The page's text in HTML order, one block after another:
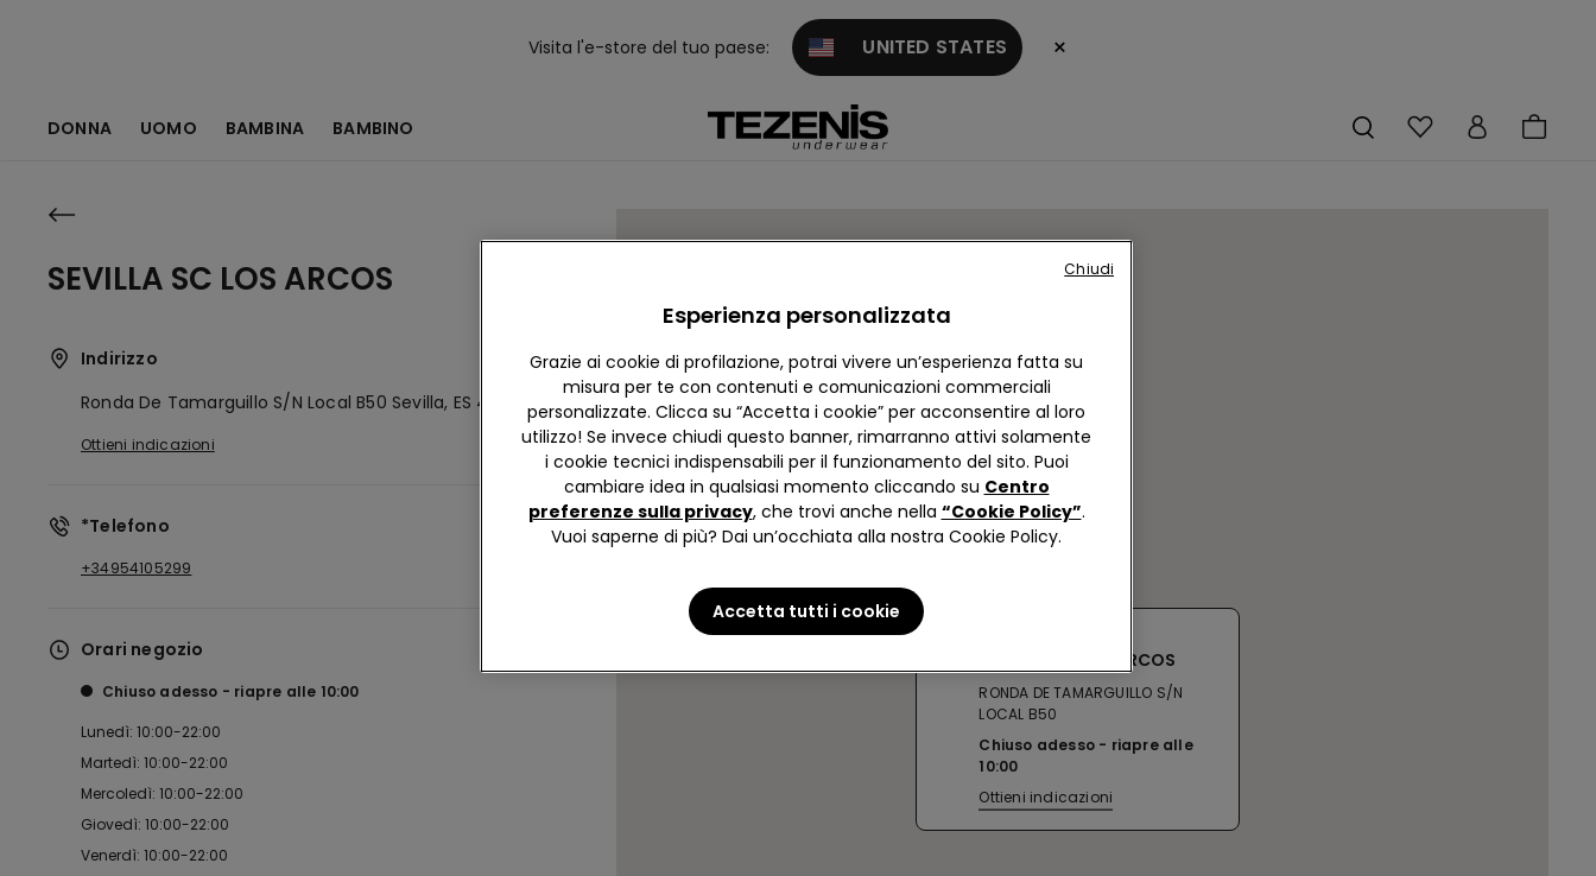
Visita l'e-store del tuo paese: UNITED STATES ×
DONNA UOMO BAMBINA BAMBINO
SEVILLA SC LOS ARCOS
Indirizzo
Ronda De Tamarguillo S/n Local B50 Sevilla, ES 41007
Ottieni indicazioni
*Telefono
+34954105299
Orari negozio
Chiuso adesso riapre alle 10:00
Lunedì: 10:00-22:00
Martedì: 10:00-22:00
Mercoledì: 10:00-22:00
Giovedì: 10:00-22:00
Venerdì: 10:00-22:00
SEVILLA SC LOS ARCOS
RONDA DE TAMARGUILLO S/N
LOCAL B50
Chiuso adesso
riapre alle
10:00
Ottieni indicazioni
Esperienza personalizzata
Grazie ai cookie di profilazione, potrai vivere un’esperienza fatta su
misura per te con contenuti e comunicazioni commerciali
personalizzate. Clicca su “Accetta i cookie” per acconsentire al loro
utilizzo! Se invece chiudi questo banner, rimarranno attivi solamente
i cookie tecnici indispensabili per il funzionamento del sito. Puoi
cambiare idea in qualsiasi momento cliccando su Centro
preferenze sulla privacy, che trovi anche nella “Cookie Policy”.
Vuoi saperne di più? Dai un’occhiata alla nostra Cookie Policy.
Accetta tutti i cookie
Chiudi